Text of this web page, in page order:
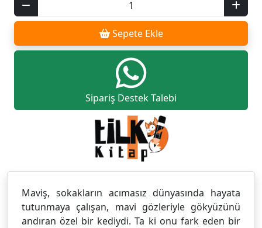
Sepete Ekle
Sipariş Destek Talebi
Maviş, sokakların acımasız dünyasında hayata
tutunmaya çalışan, mavi gözleriyle gökyüzünü
andıran özel bir kediydi. Ta ki onu fark eden bir